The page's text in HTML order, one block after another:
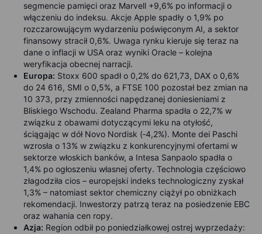
segmencie pamięci oraz Marvell +9,6% po informacji o
włączeniu do indeksu. Akcje Apple spadły o 1,9% po
rozczarowującym wydarzeniu poświęconym AI, a sektor
finansowy stracił 0,6%. Uwaga rynku kieruje się teraz na
dane o inflacji w USA oraz wyniki Oracle – kolejna
weryfikacja obecnej narracji.
Europa: Stoxx 600 spadł o 0,2% do 621,73, DAX o 0,6%
do 24 616, SMI o 0,5%, a FTSE 100 pozostał bez zmian na
10 373, przy zmienności napędzanej doniesieniami z
Bliskiego Wschodu. Zealand Pharma spadła o 22,7% w
związku z obawami dotyczącymi leku na otyłość,
ściągając w dół Novo Nordisk (‑4,2%). Monte dei Paschi
wzrosła o 13% w związku z konkurencyjnymi ofertami w
sektorze włoskich banków, a Intesa Sanpaolo spadła o
1,4% po ogłoszeniu własnej oferty. Technologia częściowo
złagodziła cios – europejski indeks technologiczny zyskał
1,3% – natomiast sektor chemiczny ciążył po obniżkach
rekomendacji. Inwestorzy patrzą teraz na posiedzenie EBC
oraz wahania cen ropy.
Azja: Region odbił po poniedziałkowej ostrej wyprzedaży: